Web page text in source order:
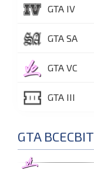
GTA IV
GTA SA
GTA VC
GTA III
GTA ВСЕСВІТ